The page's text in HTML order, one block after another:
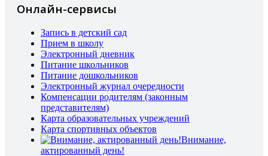
Онлайн-сервисы
Запись в детский сад
Прием в школу
Электронный дневник
Питание школьников
Питание дошкольников
Электронный журнал очередности
Компенсации родителям (законным
представителям)
Карта образовательных учреждений
Карта спортивных объектов
Внимание,
актированный день!